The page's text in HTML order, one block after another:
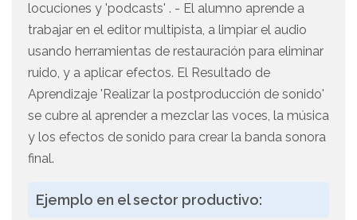
locuciones y 'podcasts' . - El alumno aprende a
trabajar en el editor multipista, a limpiar el audio
usando herramientas de restauración para eliminar
ruido, y a aplicar efectos. El Resultado de
Aprendizaje 'Realizar la postproducción de sonido'
se cubre al aprender a mezclar las voces, la música
y los efectos de sonido para crear la banda sonora
final.
Ejemplo en el sector productivo: